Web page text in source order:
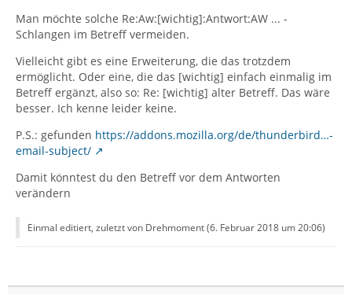
Man möchte solche Re:Aw:[wichtig]:Antwort:AW ... -
Schlangen im Betreff vermeiden.
Vielleicht gibt es eine Erweiterung, die das trotzdem
ermöglicht. Oder eine, die das [wichtig] einfach einmalig im
Betreff ergänzt, also so: Re: [wichtig] alter Betreff. Das wäre
besser. Ich kenne leider keine.
P.S.: gefunden https://addons.mozilla.org/de/thunderbird…-
email-subject/
Damit könntest du den Betreff vor dem Antworten
verändern
Einmal editiert, zuletzt von Drehmoment (6. Februar 2018 um 20:06)